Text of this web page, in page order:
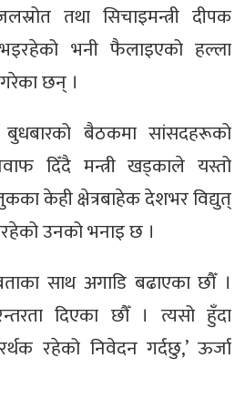
तथा सिचाइमन्त्री दीपक
भनी फैलाइएको हल्ला
छन् ।
बुधबारको बैठकमा सांसदहरूको
दिँदै मन्त्री खड्काले यस्तो
केही क्षेत्रबाहेक देशभर विद्युत्
उनको भनाइ छ ।
साथ अगाडि बढाएका छौँ ।
दिएका छौँ । त्यसो हुँदा
रहेको निवेदन गर्दछु,’ ऊर्जा